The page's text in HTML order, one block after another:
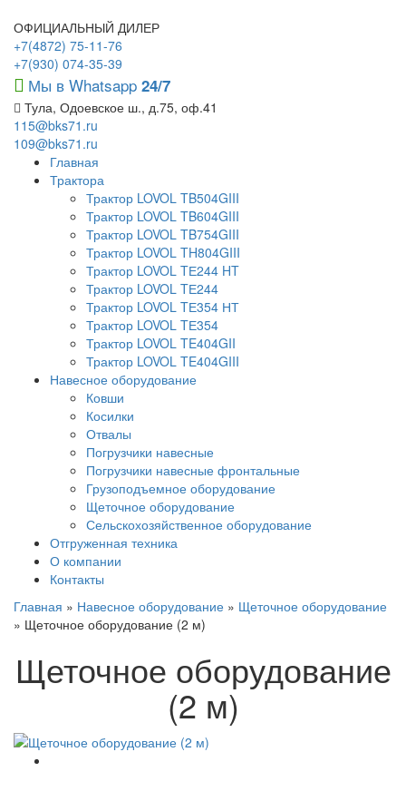
ОФИЦИАЛЬНЫЙ ДИЛЕР
+7(4872) 75-11-76
+7(930) 074-35-39
Мы в Whatsapp 24/7
Тула, Одоевское ш., д.75, оф.41
115@bks71.ru
109@bks71.ru
Главная
Трактора
Трактор LOVOL TB504GIII
Трактор LOVOL TB604GIII
Трактор LOVOL TB754GIII
Трактор LOVOL TH804GIII
Трактор LOVOL TЕ244 HT
Трактор LOVOL TЕ244
Трактор LOVOL TЕ354 НТ
Трактор LOVOL TЕ354
Трактор LOVOL TE404GII
Трактор LOVOL TE404GIII
Навесное оборудование
Ковши
Косилки
Отвалы
Погрузчики навесные
Погрузчики навесные фронтальные
Грузоподъемное оборудование
Щеточное оборудование
Сельскохозяйственное оборудование
Отгруженная техника
О компании
Контакты
Главная » Навесное оборудование » Щеточное оборудование
» Щеточное оборудование (2 м)
Щеточное оборудование
(2 м)